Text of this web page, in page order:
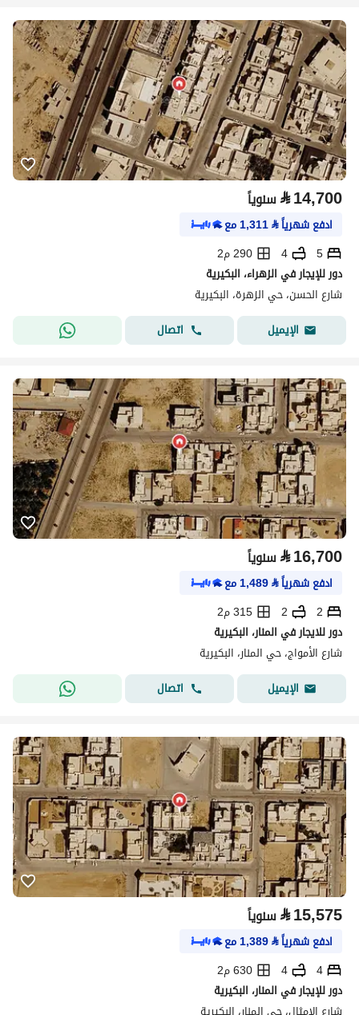
⃁14,700 سنوياً
ادفع شهرياً⃁
1,311مع
5
4
290 م2
دور للإيجار في الزهراء، البكيرية
شارع الحسن، حي الزهرة، البكيرية
الإيميل
اتصال
⃁16,700 سنوياً
ادفع شهرياً⃁
1,489مع
2
2
315 م2
دور للايجار في المنار، البكيرية
شارع الأمواج، حي المنار، البكيرية
الإيميل
اتصال
⃁15,575 سنوياً
ادفع شهرياً⃁
1,389مع
4
4
630 م2
دور للإيجار في المنار، البكيرية